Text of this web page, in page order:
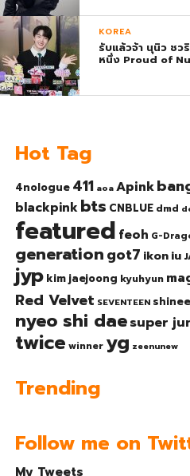
KOREA
รับแล้วจ้า นุนิว ช
หนึ่ง Proud of
Hot Tag
4nologue 411 aoa Apink
blackpinkbts CNBLUE dmd
featured feoh G-
generationgot7 ikoniu
jyp kim jaejoong kyuhyun
Red Velvet SEVENTEEN shinee
nyeo shi daesuper
twice winner yg zeenunew
Trending
Follow me on
My Tweets